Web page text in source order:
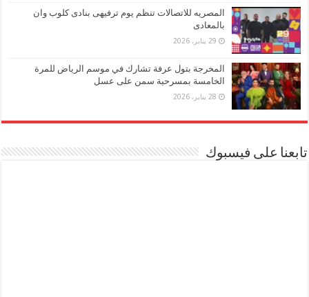
المصريه للاتصالات تنظم يوم ترفيهى بنادى كلوب وان
بالمعادى
29 يناير، 2026
المخرجة بتول عرفة تشارك في موسم الرياض للمرة
الخامسة بمسرحية سمن على عسل
28 يناير، 2026
تابعنا على فيسبوك